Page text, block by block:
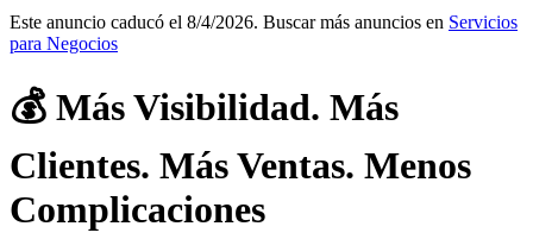
Este anuncio caducó el 8/4/2026. Buscar más anuncios en Servicios
para Negocios
💰 Más Visibilidad. Más
Clientes. Más Ventas. Menos
Complicaciones